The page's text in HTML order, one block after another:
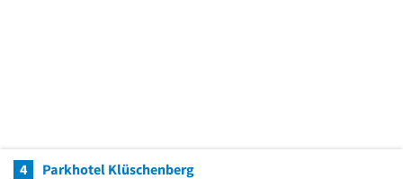
4 Parkhotel Klüschenberg